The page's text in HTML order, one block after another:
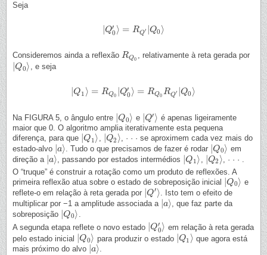
Seja
Q′
0 ⟩ = RQ′ Q0 ⟩
Q0′ ⟩=RQ′|Q0 ⟩
Consideremos ainda a reflexão RQ0
RQ0 , relativamente à reta gerada por
Q0⟩
Q0⟩ , e seja
|Q1 ⟩ = RQ0 Q′
0 ⟩ = RQ0 RQ′ Q0 ⟩
Q1⟩ = RQ0|Q0 ⟩=RQ0RQ′|Q0⟩
Na FIGURA 5, o ângulo entre Q0⟩
Q0⟩ e Q′⟩
Q′⟩
é apenas ligeiramente
maior que 0. O algoritmo amplia iterativamente esta pequena
diferença, para que Q1 ⟩
Q1⟩ , Q2 ⟩
Q2⟩ , · · · se aproximem cada vez mais do
estado-alvo a⟩
a⟩ . Tudo o que precisamos de fazer é rodar |Q0⟩
Q0⟩ em
direção a a⟩
a⟩ , passando por estados intermédios |Q1⟩
Q1⟩ Q2 ⟩
Q2⟩
, · · · .
O “truque” é construir a rotação como um produto de reflexões. A
primeira reflexão atua sobre o estado de sobreposição inicial
Q0⟩
Q0⟩
e
reflete-o em relação à reta gerada por Q′⟩
Q′⟩
. Isto tem o efeito de
multiplicar por −1 a amplitude associada a a⟩
a⟩
, que faz parte da
sobreposição Q0⟩
Q0⟩
A segunda etapa reflete o novo estado Q′
0⟩
Q0′ ⟩ em relação à reta gerada
pelo estado inicial
Q0⟩
Q0⟩ para produzir o estado Q1 ⟩
Q1⟩
que agora está
mais próximo do alvo a⟩
a⟩ .